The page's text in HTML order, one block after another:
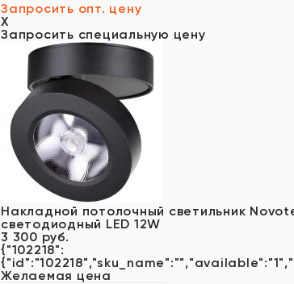
Запросить опт. цену
X
Запросить специальную цену
Накладной потолочный светильник
светодиодный LED 12W
3 300 руб.
{"102218":
Желаемая цена